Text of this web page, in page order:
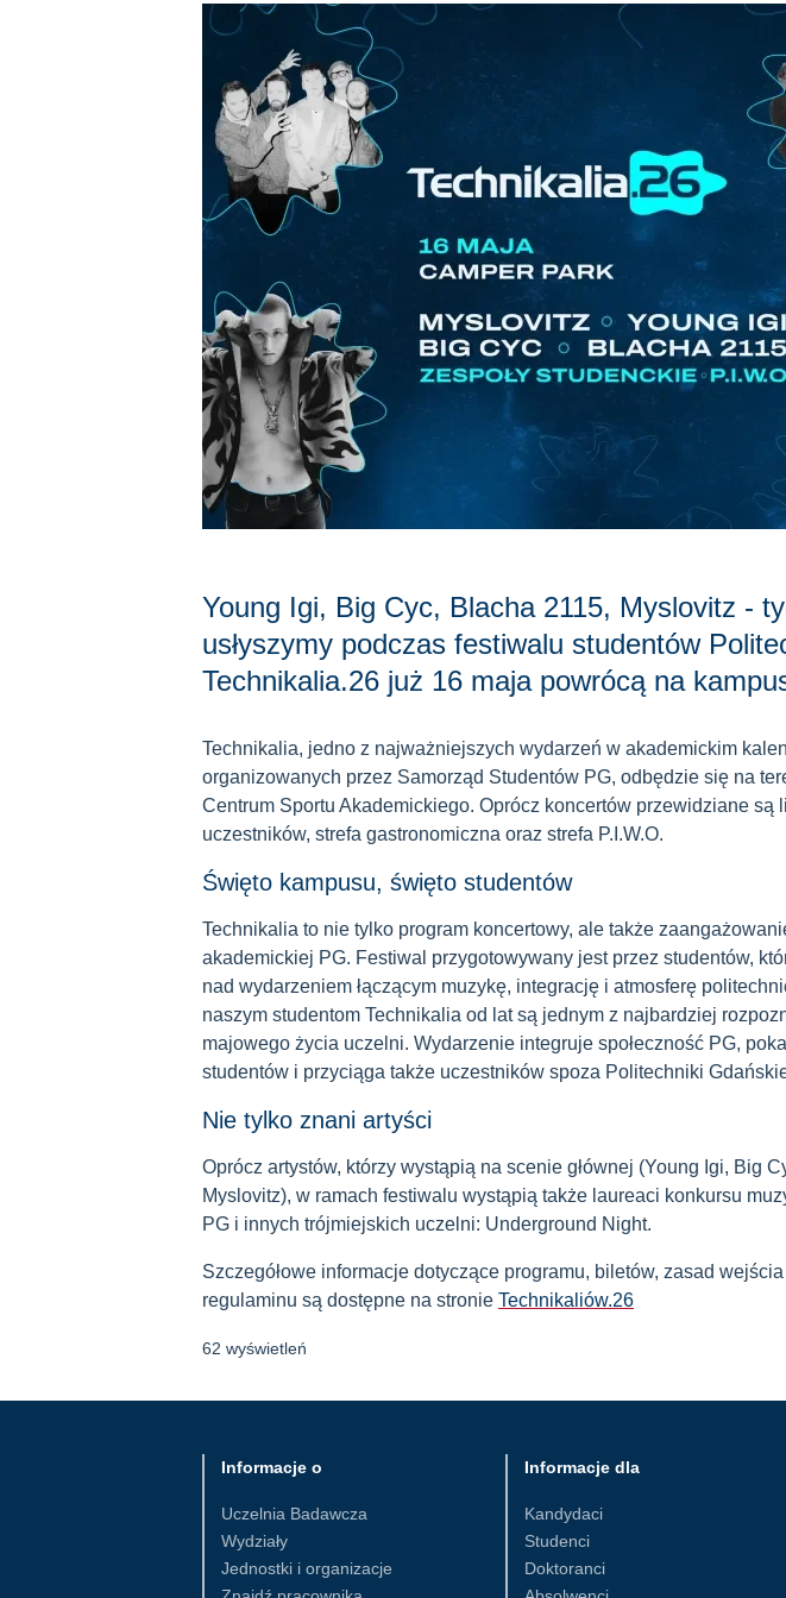
Young Igi, Big Cyc, Blacha 2115, Myslovitz -
usłyszymy podczas festiwalu studentów
Technikalia.26 już 16 maja powrócą na
Technikalia, jedno z najważniejszych wydarzeń w akademickim
organizowanych przez Samorząd Studentów PG, odbędzie się na
Centrum Sportu Akademickiego. Oprócz koncertów przewidziane są
uczestników, strefa gastronomiczna oraz strefa P.I.W.O.
Święto kampusu, święto studentów
Technikalia to nie tylko program koncertowy, ale także
akademickiej PG. Festiwal przygotowywany jest przez studentów,
nad wydarzeniem łączącym muzykę, integrację i atmosferę
naszym studentom Technikalia od lat są jednym z najbardziej
majowego życia uczelni. Wydarzenie integruje społeczność PG,
studentów i przyciąga także uczestników spoza Politechniki
Nie tylko znani artyści
Oprócz artystów, którzy wystąpią na scenie głównej (Young Igi, Big
Myslovitz), w ramach festiwalu wystąpią także laureaci konkursu
PG i innych trójmiejskich uczelni: Underground Night.
Szczegółowe informacje dotyczące programu, biletów, zasad
regulaminu są dostępne na stronie Technikaliów.26
62 wyświetleń
Informacje o
Uczelnia Badawcza
Wydziały
Jednostki i organizacje
Informacje dla
Kandydaci
Studenci
Doktoranci